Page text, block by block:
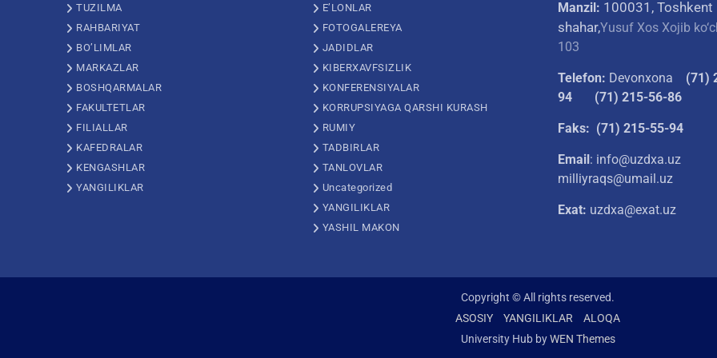
TUZILMA
RAHBARIYAT
BO’LIMLAR
MARKAZLAR
BOSHQARMALAR
FAKULTETLAR
FILIALLAR
KAFEDRALAR
KENGASHLAR
YANGILIKLAR
E’LONLAR
FOTOGALEREYA
JADIDLAR
KIBERXAVFSIZLIK
KONFERENSIYALAR
KORRUPSIYAGA QARSHI KURASH
RUMIY
TADBIRLAR
TANLOVLAR
Uncategorized
YANGILIKLAR
YASHIL MAKON
Manzil: 100031, Toshkent
shahar,Yusuf Xos Xojib
103
Telefon: Devonxona (71)
94
(71) 215-56-86
Faks: (71) 215-55-94
Email: info@uzdxa.uz
milliyraqs@umail.uz
Exat: uzdxa@exat.uz
Copyright © All rights reserved.
ASOSIY
YANGILIKLAR
ALOQA
University Hub byWEN Themes